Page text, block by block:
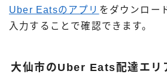
Uber Eatsのアプリ をダウンロー
入力することで確認できます。
大仙市のUber Eats配達エリ